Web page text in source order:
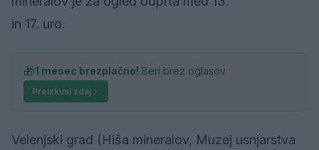
in 17. uro.
🎁1 mesec brezplačno! Beri brez oglasov
Preizkusi zdaj
Velenjski grad (Hiša mineralov, Muzej usnjarstva